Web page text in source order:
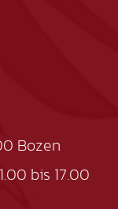
Bozen
bis 17.00